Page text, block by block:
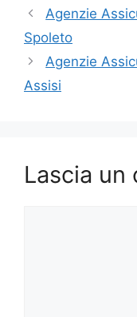
Agenzie
Spoleto
Agenzie
Assisi
Lascia un